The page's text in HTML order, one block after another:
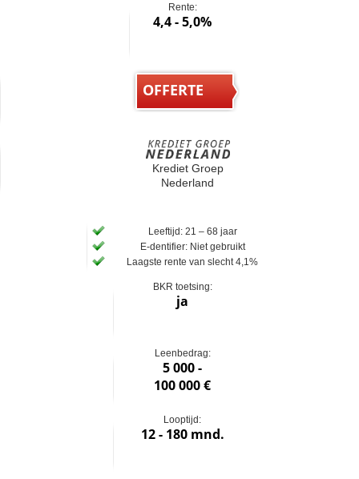
Rente:
4,4 - 5,0%
OFFERTE
Krediet Groep
Nederland
Leeftijd: 21 – 68 jaar
E-dentifier: Niet gebruikt
Laagste rente van slecht 4,1%
BKR toetsing:
ja
Leenbedrag:
5 000 -
100 000 €
Looptijd:
12 - 180 mnd.